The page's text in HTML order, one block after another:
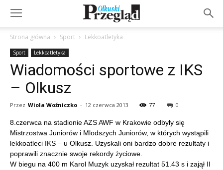
Strona główna Sport Lekkoatletyka
Sport Lekkoatletyka
Wiadomości sportowe z IKS
– Olkusz
Przez Wiola Woźniczko - 12 czerwca 2013 77 0
8.czerwca na stadionie AZS AWF w Krakowie odbyły się
Mistrzostwa Juniorów i Mlodszych Juniorów, w których wystąpili
lekkoatleci IKS – u Olkusz. Uzyskali oni bardzo dobre rezultaty i
poprawili znacznie swoje rekordy życiowe.
W biegu na 400 m Karol Muzyk uzyskał rezultat 51.43 s i zajął II